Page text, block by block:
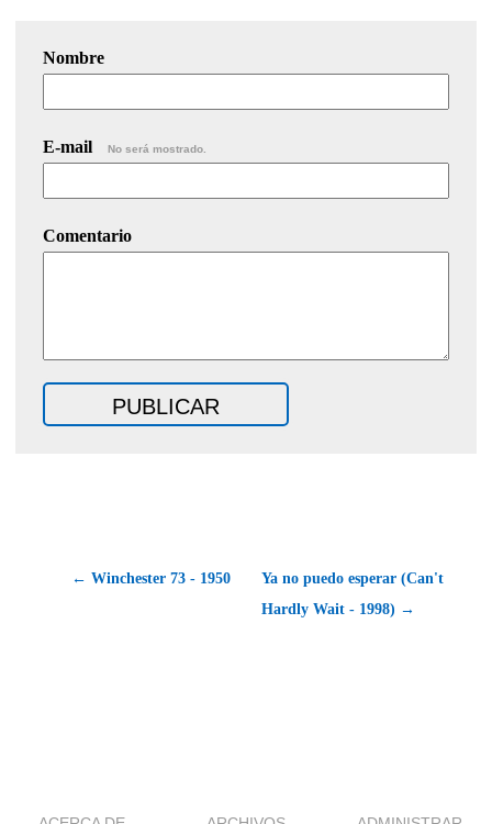
Nombre
E-mail No será mostrado.
Comentario
← Winchester 73 - 1950
Ya no puedo esperar (Can't
Hardly Wait - 1998) →